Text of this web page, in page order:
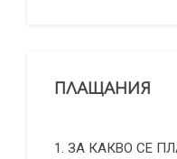
ПЛАЩАНИЯ
1. ЗА КАКВО СЕ